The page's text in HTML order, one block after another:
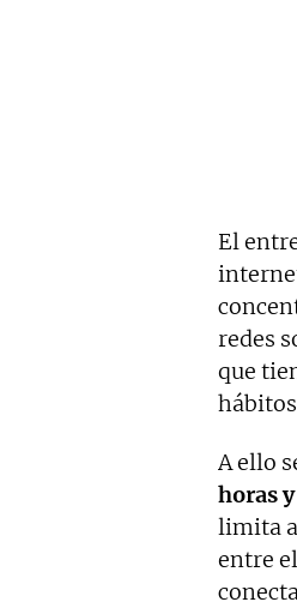
El
redes
que
A ello
horas
limita
entre